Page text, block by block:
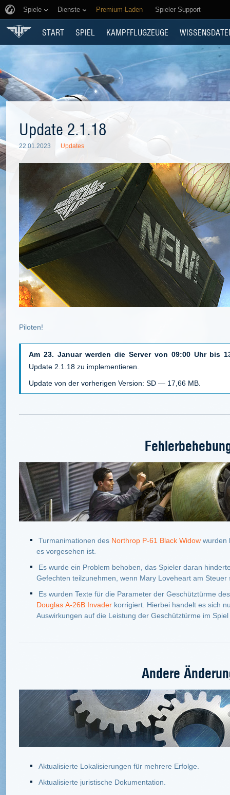
Spiele Dienste Premium-Laden Spieler Support
START SPIEL KAMPFFLUGZEUGE
Update 2.1.18
22.01.2023 Updates
Piloten!
Am 23. Januar werden die Server von 09:00 Uhr bis
Update 2.1.18 zu implementieren.
Update von der vorherigen Version: SD — 17,66 MB.
Turmanimationen des Northrop P-61 Black Widow wurden
es vorgesehen ist.
Es wurde ein Problem behoben, das Spieler daran
Gefechten teilzunehmen, wenn Mary Loveheart am Steuer
Es wurden Texte für die Parameter der Geschütztürme
Douglas A-26B Invader korrigiert. Hierbei handelt es sich
Auswirkungen auf die Leistung der Geschütztürme im
Andere
Aktualisierte Lokalisierungen für mehrere Erfolge.
Aktualisierte juristische Dokumentation.